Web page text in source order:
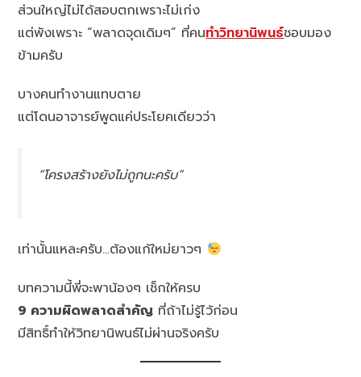
ส่วนใหญ่ไม่ได้สอบตกเพราะไม่เก่ง
แต่พังเพราะ “พลาดจุดเดิมๆ” ที่คนทำวิทยานิพนธ์ชอบมอง
ข้ามครับ
บางคนทำงานแทบตาย
แต่โดนอาจารย์พูดแค่ประโยคเดียวว่า
“โครงสร้างยังไม่ถูกนะครับ”
เท่านั้นแหละครับ…ต้องแก้ใหม่ยาวๆ
บทความนี้พี่จะพาน้องๆ เช็กให้ครบ
9 ความผิดพลาดสำคัญ ที่ถ้าไม่รู้ไว้ก่อน
มีสิทธิ์ทำให้วิทยานิพนธ์ไม่ผ่านจริงครับ